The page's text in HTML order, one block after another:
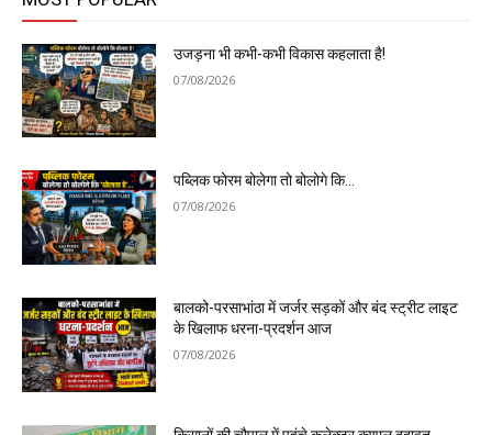
उजड़ना भी कभी-कभी विकास कहलाता है!
07/08/2026
पब्लिक फोरम बोलेगा तो बोलोगे कि…
07/08/2026
बालको-परसाभांठा में जर्जर सड़कों और बंद स्ट्रीट लाइट
के खिलाफ धरना-प्रदर्शन आज
07/08/2026